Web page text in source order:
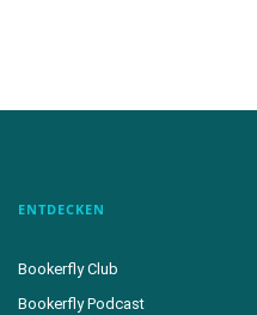
ENTDECKEN
Bookerfly Club
Bookerfly Podcast